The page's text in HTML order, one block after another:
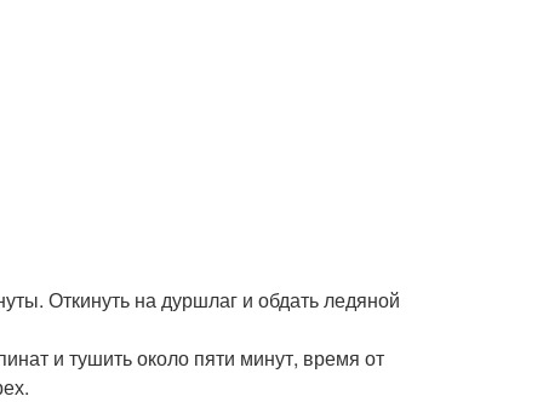
Откинуть на дуршлаг и обдать ледяной
и тушить около пяти минут, время от